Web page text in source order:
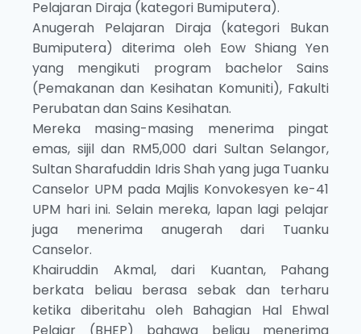
Pelajaran Diraja (kategori Bumiputera).
Anugerah Pelajaran Diraja (kategori Bukan
Bumiputera) diterima oleh Eow Shiang Yen
yang mengikuti program bachelor Sains
(Pemakanan dan Kesihatan Komuniti), Fakulti
Perubatan dan Sains Kesihatan.
Mereka masing-masing menerima pingat
emas, sijil dan RM5,000 dari Sultan Selangor,
Sultan Sharafuddin Idris Shah yang juga Tuanku
Canselor UPM pada Majlis Konvokesyen ke-41
UPM hari ini. Selain mereka, lapan lagi pelajar
juga menerima anugerah dari Tuanku
Canselor.
Khairuddin Akmal, dari Kuantan, Pahang
berkata beliau berasa sebak dan terharu
ketika diberitahu oleh Bahagian Hal Ehwal
Pelajar (BHEP) bahawa beliau menerima